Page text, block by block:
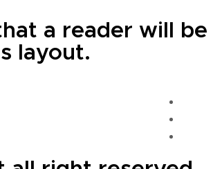
a reader will
layout.